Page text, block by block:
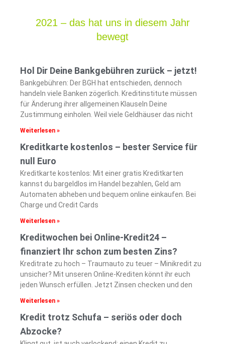
2021 – das hat uns in diesem Jahr
bewegt
Hol Dir Deine Bankgebühren zurück – jetzt!
Bankgebühren: Der BGH hat entschieden, dennoch
handeln viele Banken zögerlich. Kreditinstitute müssen
für Änderung ihrer allgemeinen Klauseln Deine
Zustimmung einholen. Weil viele Geldhäuser das nicht
Weiterlesen »
Kreditkarte kostenlos – bester Service für
null Euro
Kreditkarte kostenlos: Mit einer gratis Kreditkarten
kannst du bargeldlos im Handel bezahlen, Geld am
Automaten abheben und bequem online einkaufen. Bei
Charge und Credit Cards
Weiterlesen »
Kreditwochen bei Online-Kredit24 –
finanziert Ihr schon zum besten Zins?
Kreditrate zu hoch – Traumauto zu teuer – Minikredit zu
unsicher? Mit unseren Online-Krediten könnt ihr euch
jeden Wunsch erfüllen. Jetzt Zinsen checken und den
Weiterlesen »
Kredit trotz Schufa – seriös oder doch
Abzocke?